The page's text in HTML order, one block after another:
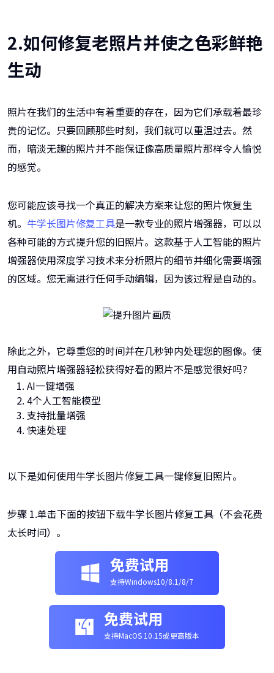
2.如何修复老照片并使之色彩鲜艳
生动
照片在我们的生活中有着重要的存在，因为它们承载着最珍
贵的记忆。只要回顾那些时刻，我们就可以重温过去。然
而，暗淡无趣的照片并不能保证像高质量照片那样令人愉悦
的感觉。
您可能应该寻找一个真正的解决方案来让您的照片恢复生
机。 牛学长图片修复工具是一款专业的照片增强器，可以以
各种可能的方式提升您的旧照片。这款基于人工智能的照片
增强器使用深度学习技术来分析照片的细节并细化需要增强
的区域。您无需进行任何手动编辑，因为该过程是自动的。
除此之外，它尊重您的时间并在几秒钟内处理您的图像。使
用自动照片增强器轻松获得好看的照片不是感觉很好吗？
AI一键增强
4个人工智能模型
支持批量增强
快速处理
以下是如何使用牛学长图片修复工具一键修复旧照片。
步骤 1.单击下面的按钮下载牛学长图片修复工具（不会花费
太长时间）。
免费试用
支持Windows10/8.1/8/7
免费试用
支持MacOS 10.15或更高版本